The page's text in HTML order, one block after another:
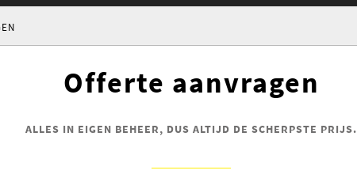
Offerte aanvragen
ALLES IN EIGEN BEHEER, DUS ALTIJD DE SCHERPSTE PRIJS.